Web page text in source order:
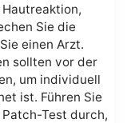
Sie die
einen Arzt.
sollten vor der
um individuell
ist. Führen Sie
Test durch,